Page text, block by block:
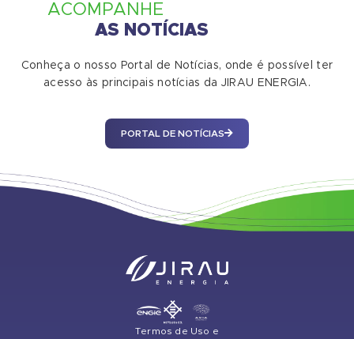
ACOMPANHE
AS NOTÍCIAS
Conheça o nosso Portal de Notícias, onde é possível ter
acesso às principais notícias da JIRAU ENERGIA.
PORTAL DE NOTÍCIAS
Termos de Uso e